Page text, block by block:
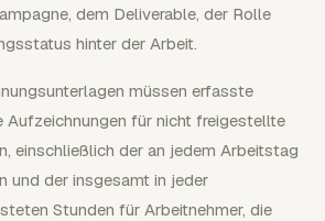
dem Deliverable, der Rolle
hinter der Arbeit.
müssen erfasste
Aufzeichnungen für nicht freigestellte
einschließlich der an jedem Arbeitstag
und der insgesamt in jeder
Stunden für Arbeitnehmer, die